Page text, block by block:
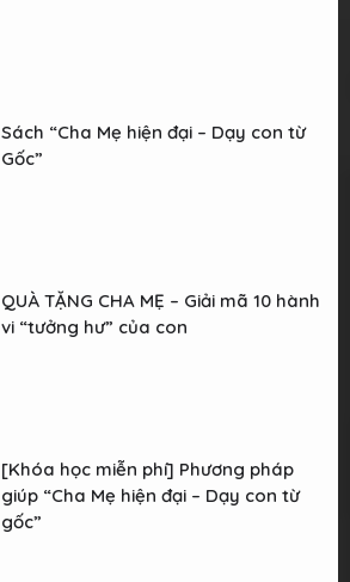
Sách “Cha Mẹ hiện đại – Dạy con từ
Gốc”
QUÀ TẶNG CHA MẸ – Giải mã 10 hành
vi “tưởng hư” của con
[Khóa học miễn phí] Phương pháp
giúp “Cha Mẹ hiện đại – Dạy con từ
gốc”